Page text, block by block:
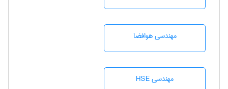
مهندسی هوافضا
مهندسی HSE